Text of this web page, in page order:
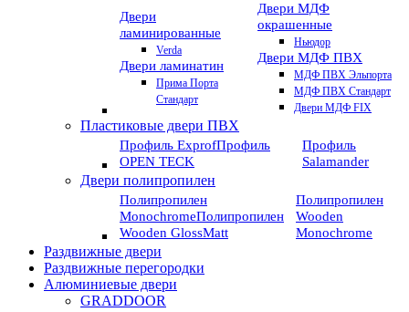
Двери
ламинированные
Verda
Двери ламинатин
Прима Порта
Стандарт
Двери МДФ
окрашенные
Ньюдор
Двери МДФ ПВХ
МДФ ПВХ Эльпорта
МДФ ПВХ Стандарт
Двери МДФ FIX
Пластиковые двери ПВХ
Профиль ExprofПрофиль
OPEN TECK
Профиль
Salamander
Двери полипропилен
Полипропилен
MonochromeПолипропилен
Wooden GlossMatt
Полипропилен
Wooden
Monochrome
Раздвижные двери
Раздвижные перегородки
Алюминиевые двери
GRADDOOR